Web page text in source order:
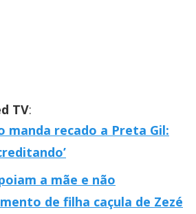
TV:
manda recado a Preta Gil:
a mãe e não
de filha caçula de Zezé